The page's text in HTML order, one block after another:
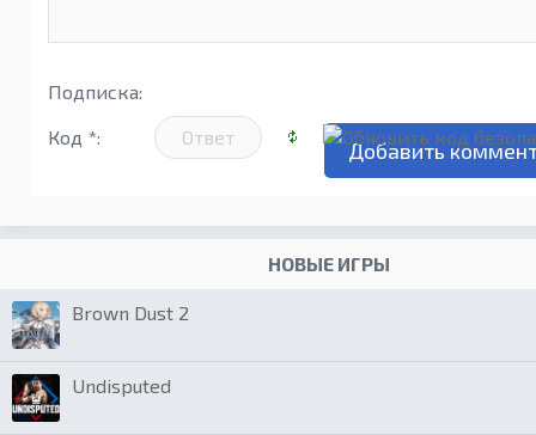
Подписка:
Код *:
НОВЫЕ ИГРЫ
Brown Dust 2
Undisputed